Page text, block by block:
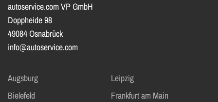
autoservice.com VP GmbH
Doppheide 98
49084 Osnabrück
info@autoservice.com
Augsburg
Leipzig
Bielefeld
Frankfurt am Main